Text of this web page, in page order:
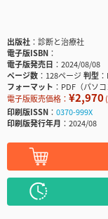
出版社
診断と治療社
電子版ISBN
電子版発売日
2024/08/08
ページ数
128ページ判型
フォーマット
PDF（パソ
電子版販売価格： ¥2,970
印刷版ISSN
0370-999X
印刷版発行年月
2024/08